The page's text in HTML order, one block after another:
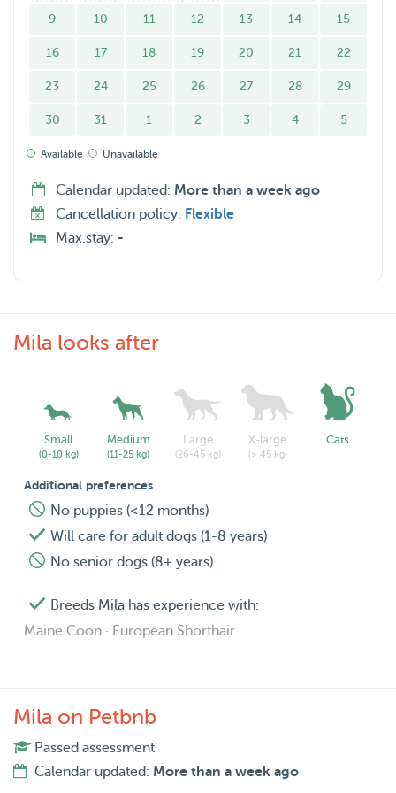
9 10 11 12 13 14 15
16 17 18 19 20 21 22
23 24 25 26 27 28 29
30 31 1 2 3 4 5
Available Unavailable
Calendar updated: More than a week ago
Cancellation policy: Flexible
Max.stay: -
Mila looks after
Small
(0-10 kg)
Medium
(11-25 kg)
Large
(26-45 kg)
X-large
(> 45 kg)
Cats
Additional preferences
No puppies (<12 months)
Will care for adult dogs (1-8 years)
No senior dogs (8+ years)
Breeds Mila has experience with:
Maine Coon · European Shorthair
Mila on Petbnb
Passed assessment
Calendar updated: More than a week ago